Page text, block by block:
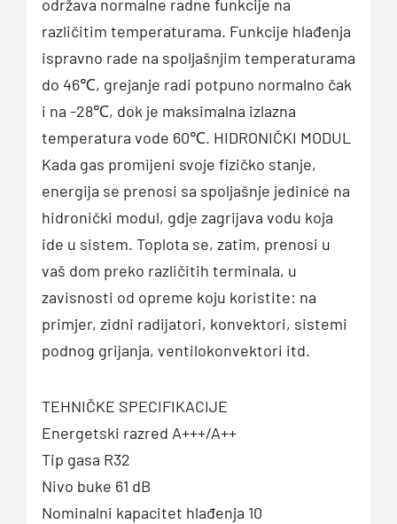
održava normalne radne funkcije na
različitim temperaturama. Funkcije hlađenja
ispravno rade na spoljašnjim temperaturama
do 46℃, grejanje radi potpuno normalno čak
i na -28℃, dok je maksimalna izlazna
temperatura vode 60℃. HIDRONIČKI MODUL
Kada gas promijeni svoje fizičko stanje,
energija se prenosi sa spoljašnje jedinice na
hidronički modul, gdje zagrijava vodu koja
ide u sistem. Toplota se, zatim, prenosi u
vaš dom preko različitih terminala, u
zavisnosti od opreme koju koristite: na
primjer, zidni radijatori, konvektori, sistemi
podnog grijanja, ventilokonvektori itd.
TEHNIČKE SPECIFIKACIJE
Energetski razred A+++/A++
Tip gasa R32
Nivo buke 61 dB
Nominalni kapacitet hlađenja 10